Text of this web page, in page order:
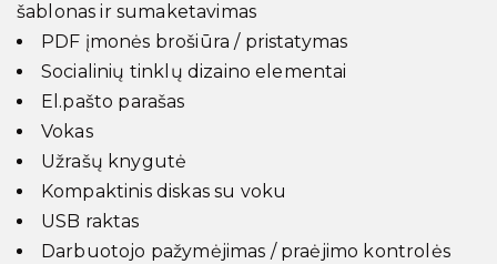
šablonas ir sumaketavimas
PDF įmonės brošiūra / pristatymas
Socialinių tinklų dizaino elementai
El.pašto parašas
Vokas
Užrašų knygutė
Kompaktinis diskas su voku
USB raktas
Darbuotojo pažymėjimas / praėjimo kontrolės